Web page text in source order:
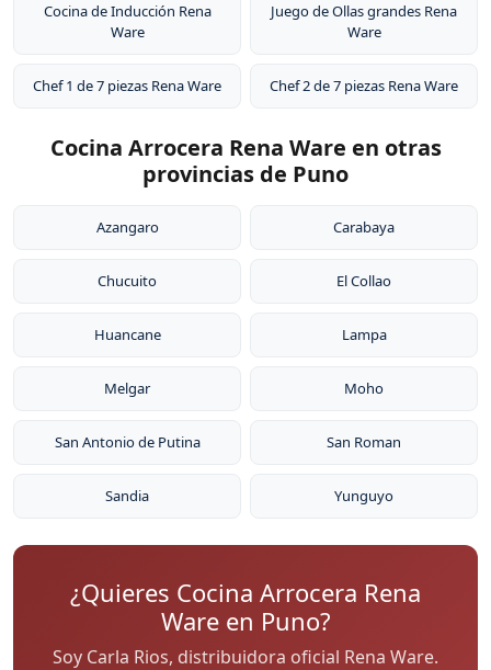
Cocina de Inducción Rena
Ware
Juego de Ollas grandes Rena
Ware
Chef 1 de 7 piezas Rena Ware Chef 2 de 7 piezas Rena Ware
Cocina Arrocera Rena Ware en otras
provincias de Puno
Azangaro Carabaya
Chucuito El Collao
Huancane Lampa
Melgar Moho
San Antonio de Putina San Roman
Sandia Yunguyo
¿Quieres Cocina Arrocera Rena
Ware en Puno?
Soy Carla Rios, distribuidora oficial Rena Ware.